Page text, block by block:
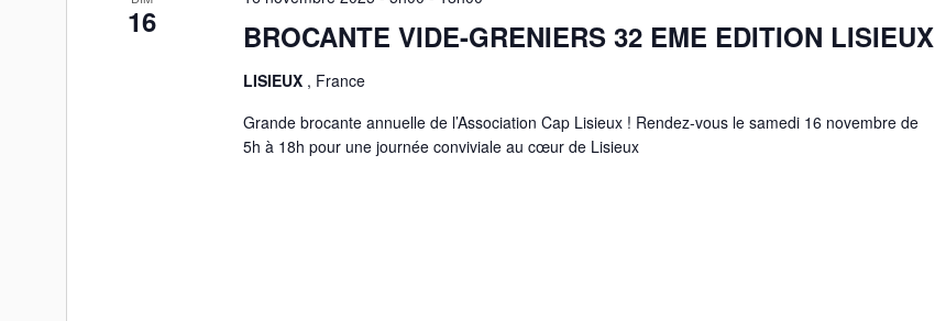
16 BROCANTE VIDE-GRENIERS 32 EME EDITION LISIEUX
LISIEUX , France
Grande brocante annuelle de l’Association Cap Lisieux ! Rendez-vous le samedi 16 novembre de
5h à 18h pour une journée conviviale au cœur de Lisieux